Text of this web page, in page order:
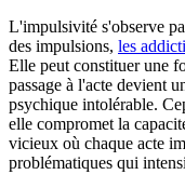
L'impulsivité s'observe
des impulsions, les
Elle peut constituer une
passage à l'acte devient
psychique intolérable.
elle compromet la
vicieux où chaque acte
problématiques qui